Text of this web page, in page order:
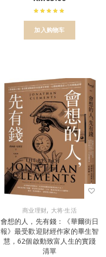
加入购物车
商业理财, 大将·生活
會想的人，先有錢：《華爾街日
報》最受歡迎財經作家的畢生智
慧，62個啟動致富人生的實踐
清單